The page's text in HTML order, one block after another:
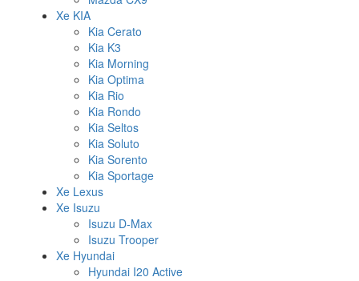
Xe KIA
Kia Cerato
Kia K3
Kia Morning
Kia Optima
Kia Rio
Kia Rondo
Kia Seltos
Kia Soluto
Kia Sorento
Kia Sportage
Xe Lexus
Xe Isuzu
Isuzu D-Max
Isuzu Trooper
Xe Hyundai
Hyundai I20 Active